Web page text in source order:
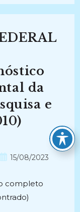
da
e
Post15/08/2023
completo